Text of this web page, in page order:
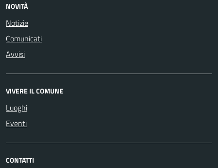
NOVITÀ
Notizie
Comunicati
Avvisi
VIVERE IL COMUNE
Luoghi
Eventi
CONTATTI